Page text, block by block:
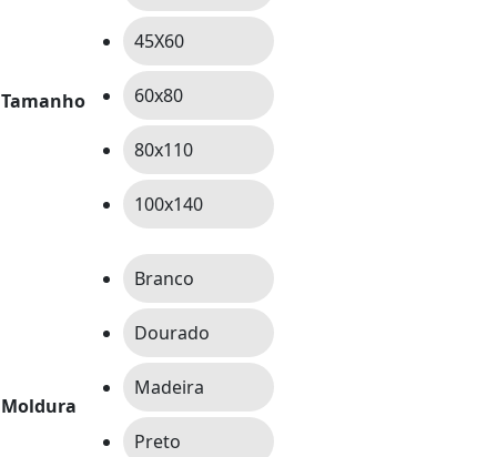
Tamanho
45X60
60x80
80x110
100x140
Moldura
Branco
Dourado
Madeira
Preto